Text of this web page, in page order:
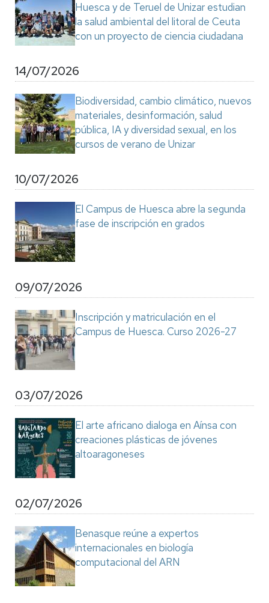
Huesca y de Teruel de Unizar estudian
la salud ambiental del litoral de Ceuta
con un proyecto de ciencia ciudadana
14/07/2026
Biodiversidad, cambio climático, nuevos
materiales, desinformación, salud
pública, IA y diversidad sexual, en los
cursos de verano de Unizar
10/07/2026
El Campus de Huesca abre la segunda
fase de inscripción en grados
09/07/2026
Inscripción y matriculación en el
Campus de Huesca. Curso 2026-27
03/07/2026
El arte africano dialoga en Aínsa con
creaciones plásticas de jóvenes
altoaragoneses
02/07/2026
Benasque reúne a expertos
internacionales en biología
computacional del ARN